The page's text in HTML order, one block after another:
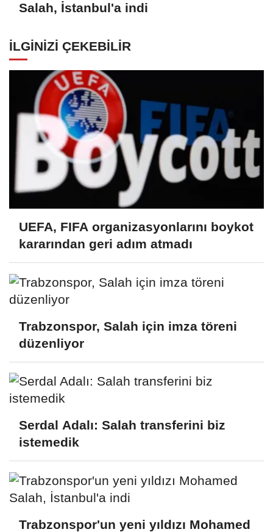
Salah, İstanbul'a indi
İLGINIZI ÇEKEBILIR
UEFA, FIFA organizasyonlarını boykot
kararından geri adım atmadı
Trabzonspor, Salah için imza töreni
düzenliyor
Serdal Adalı: Salah transferini biz
istemedik
Trabzonspor'un yeni yıldızı Mohamed